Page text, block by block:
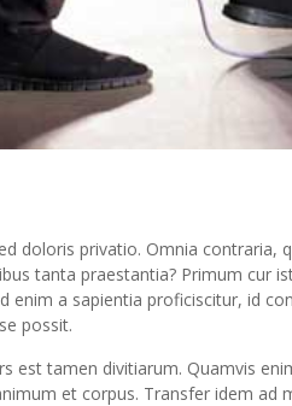
doloris privatio. Omnia contraria,
tanta praestantia? Primum cur
enim a sapientia proficiscitur, id
possit.
est tamen divitiarum. Quamvis
et corpus. Transfer idem